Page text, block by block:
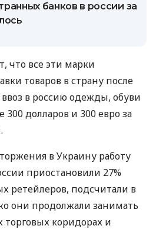
банков в россии за
что все эти марки
товаров в страну после
в россию одежды, обуви
300 долларов и 300 евро за
в Украину работу
приостановили 27%
ретейлеров, подсчитали в
они продолжали занимать
коридорах и